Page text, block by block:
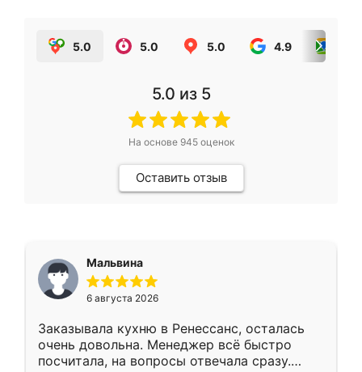
5.0 5.0 5.0 4.9
5.0 из 5
На основе 945оценок
Оставить отзыв
Мальвина
6 августа 2026
Заказывала кухню в Ренессанс, осталась
очень довольна. Менеджер всё быстро
посчитала, на вопросы отвечала сразу.